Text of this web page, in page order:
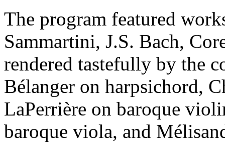
The program featured
Sammartini, J.S. Bach,
rendered tastefully by the
Bélanger on harpsichord,
LaPerrière on baroque
baroque viola, and